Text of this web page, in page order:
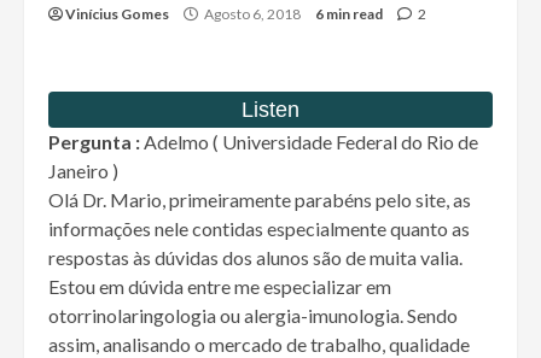
Vinícius Gomes Agosto 6, 2018 6 min read 2
Pergunta :Adelmo ( Universidade Federal do Rio de
Janeiro )
Olá Dr. Mario, primeiramente parabéns pelo site, as
informações nele contidas especialmente quanto as
respostas às dúvidas dos alunos são de muita valia.
Estou em dúvida entre me especializar em
otorrinolaringologia ou alergia-imunologia. Sendo
assim, analisando o mercado de trabalho, qualidade